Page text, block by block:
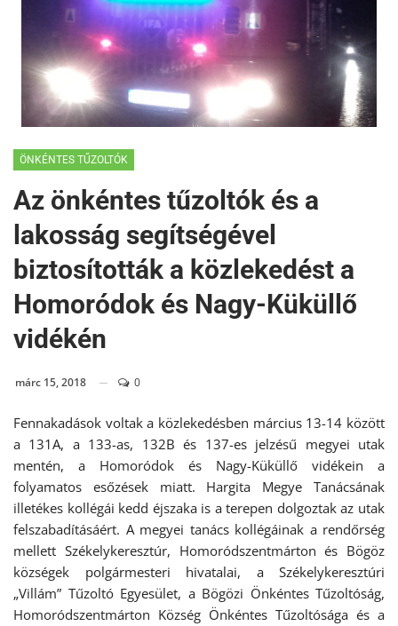
ÖNKÉNTES TŰZOLTÓK
Az önkéntes tűzoltók és a
lakosság segítségével
biztosították a közlekedést a
Homoródok és Nagy-Küküllő
vidékén
márc 15, 2018 0
Fennakadások voltak a közlekedésben március 13-14 között
a 131A, a 133-as, 132B és 137-es jelzésű megyei utak
mentén, a Homoródok és Nagy-Küküllő vidékein a
folyamatos esőzések miatt. Hargita Megye Tanácsának
illetékes kollégái kedd éjszaka is a terepen dolgoztak az utak
felszabadításáért. A megyei tanács kollégáinak a rendőrség
mellett Székelykeresztúr, Homoródszentmárton és Bögöz
községek polgármesteri hivatalai, a Székelykeresztúri
„Villám” Tűzoltó Egyesület, a Bögözi Önkéntes Tűzoltóság,
Homoródszentmárton Község Önkéntes Tűzoltósága és a